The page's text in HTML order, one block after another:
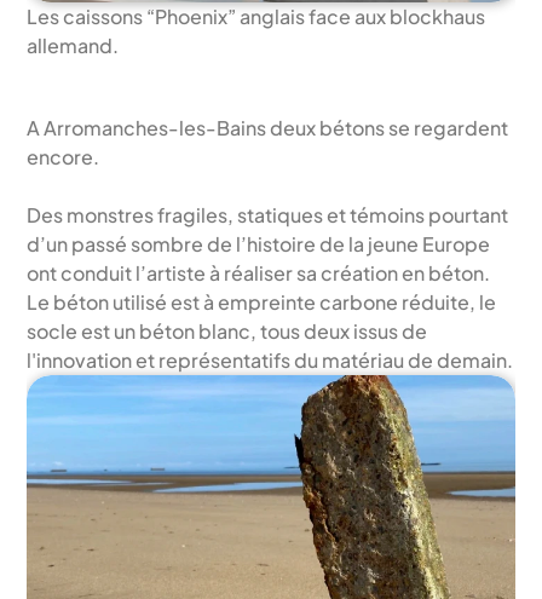
Les caissons “Phoenix” anglais face aux blockhaus
allemand.
A Arromanches-les-Bains deux bétons se regardent
encore.
Des monstres fragiles, statiques et témoins pourtant
d’un passé sombre de l’histoire de la jeune Europe
ont conduit l’artiste à réaliser sa création en béton.
Le béton utilisé est à empreinte carbone réduite, le
socle est un béton blanc, tous deux issus de
l'innovation et représentatifs du matériau de demain.